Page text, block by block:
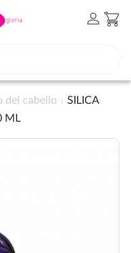
person shopping_cart
del cabello
SILICA
ML